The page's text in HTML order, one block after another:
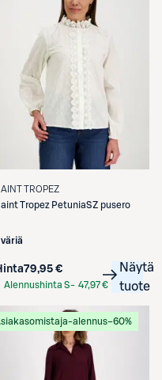
TROPEZ
Tropez PetuniaSZ pusero
väriä
79,95 €
Alennushinta S- 47,97 €
Näytä
tuote
alennus−60%